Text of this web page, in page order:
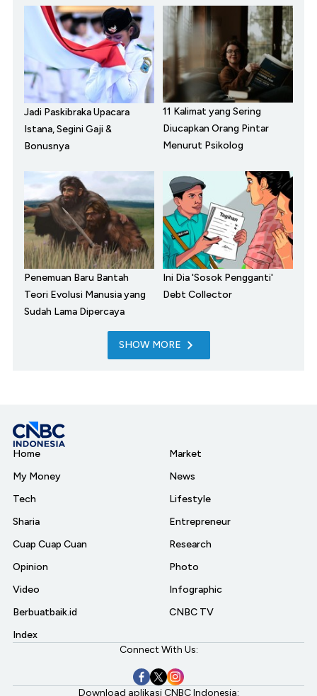
Jadi Paskibraka Upacara
Istana, Segini Gaji &
Bonusnya
11 Kalimat yang Sering
Diucapkan Orang Pintar
Menurut Psikolog
Penemuan Baru Bantah
Teori Evolusi Manusia yang
Sudah Lama Dipercaya
Ini Dia 'Sosok Pengganti'
Debt Collector
SHOW MORE
Home
My Money
Tech
Sharia
Cuap Cuap Cuan
Opinion
Video
Berbuatbaik.id
Index
Market
News
Lifestyle
Entrepreneur
Research
Photo
Infographic
CNBC TV
Connect With Us:
Download aplikasi CNBC Indonesia: